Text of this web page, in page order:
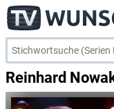
Reinhard